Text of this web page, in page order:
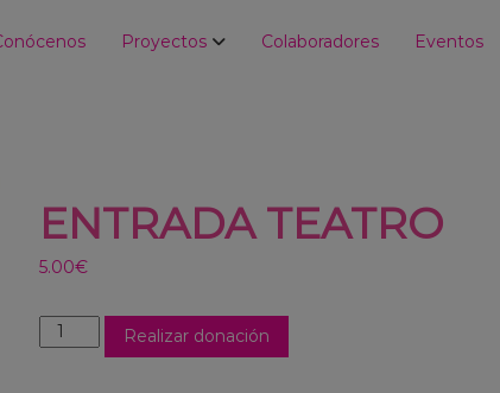
Proyectos Colaboradores Eventos
ENTRADA TEATRO
5.00€
Realizar donación